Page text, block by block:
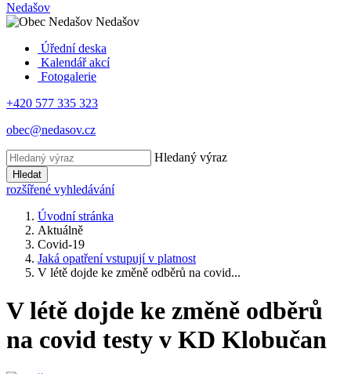
Nedašov
Nedašov
Úřední deska
Kalendář akcí
Fotogalerie
+420 577 335 323
obec@nedasov.cz
Hledaný výraz
Hledat
rozšířené vyhledávání
Úvodní stránka
Aktuálně
Covid-19
Jaká opatření vstupují v platnost
V létě dojde ke změně odběrů na covid...
V létě dojde ke změně odběrů
na covid testy v KD Klobučan